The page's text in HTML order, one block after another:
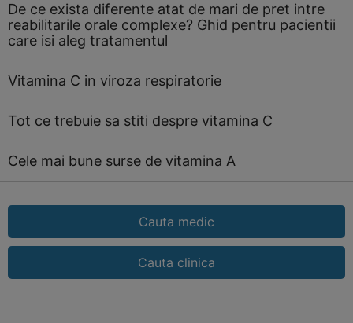
De ce exista diferente atat de mari de pret intre
reabilitarile orale complexe? Ghid pentru pacientii
care isi aleg tratamentul
Vitamina C in viroza respiratorie
Tot ce trebuie sa stiti despre vitamina C
Cele mai bune surse de vitamina A
Cauta medic
Cauta clinica